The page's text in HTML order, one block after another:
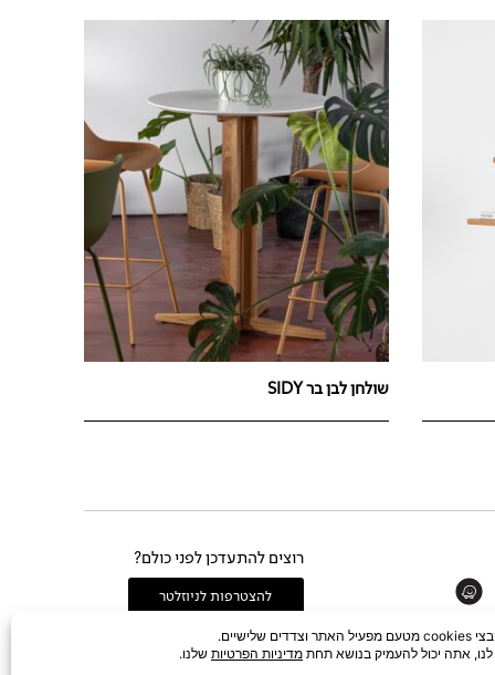
שולחן לבן בר SIDY
רוצים להתעדכן לפני כולם?
להצטרפות לניוזלטר